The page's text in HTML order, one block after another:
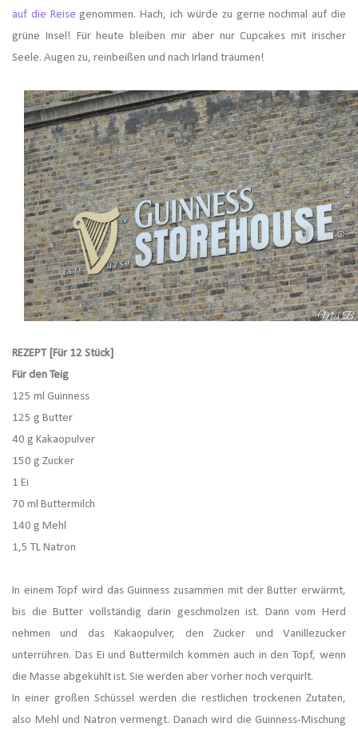
auf die Reise genommen. Hach, ich würde zu gerne nochmal auf die
grüne Insel! Für heute bleiben mir aber nur Cupcakes mit irischer
Seele. Augen zu, reinbeißen und nach Irland träumen!
REZEPT [Für 12 Stück]
Für den Teig
125 ml Guinness
125 g Butter
40 g Kakaopulver
150 g Zucker
1 Ei
70 ml Buttermilch
140 g Mehl
1,5 TL Natron
In einem Topf wird das Guinness zusammen mit der Butter erwärmt,
bis die Butter vollständig darin geschmolzen ist. Dann vom Herd
nehmen und das Kakaopulver, den Zucker und Vanillezucker
unterrühren. Das Ei und Buttermilch kommen auch in den Topf, wenn
die Masse abgekühlt ist. Sie werden aber vorher noch verquirlt.
In einer großen Schüssel werden die restlichen trockenen Zutaten,
also Mehl und Natron vermengt. Danach wird die Guinness-Mischung